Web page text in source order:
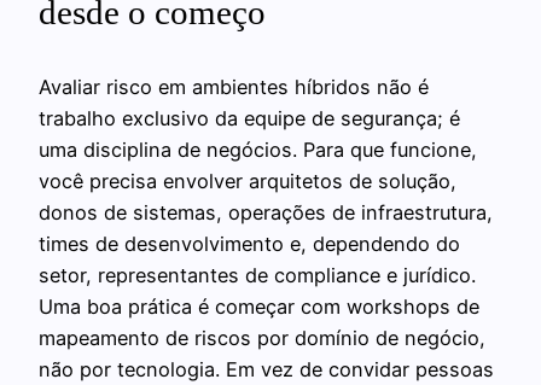
desde o começo
Avaliar risco em ambientes híbridos não é
trabalho exclusivo da equipe de segurança; é
uma disciplina de negócios. Para que funcione,
você precisa envolver arquitetos de solução,
donos de sistemas, operações de infraestrutura,
times de desenvolvimento e, dependendo do
setor, representantes de compliance e jurídico.
Uma boa prática é começar com workshops de
mapeamento de riscos por domínio de negócio,
não por tecnologia. Em vez de convidar pessoas